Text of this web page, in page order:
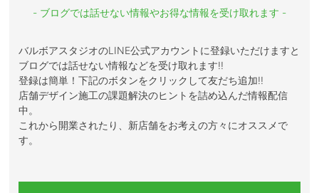
- ブログでは話せない情報やお得な情報を受け取れます -
バルボアスタジオのLINE公式アカウントに登録いただけますと
ブログでは話せない情報などを受け取れます!!
登録は簡単！下記のボタンをクリックして友だち追加!!
店舗デザイン施工の課題解決のヒントを詰め込んだ情報配信
中。
これから開業されたり、新店舗をお考えの方々にオススメで
す。